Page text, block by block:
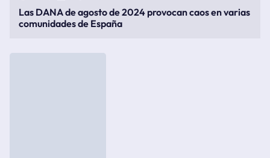
Las DANA de agosto de 2024 provocan caos en varias
comunidades de España